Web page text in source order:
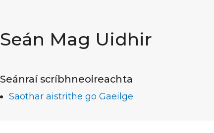
Seán Mag Uidhir
Seánraí scríbhneoireachta
Saothar aistrithe go Gaeilge